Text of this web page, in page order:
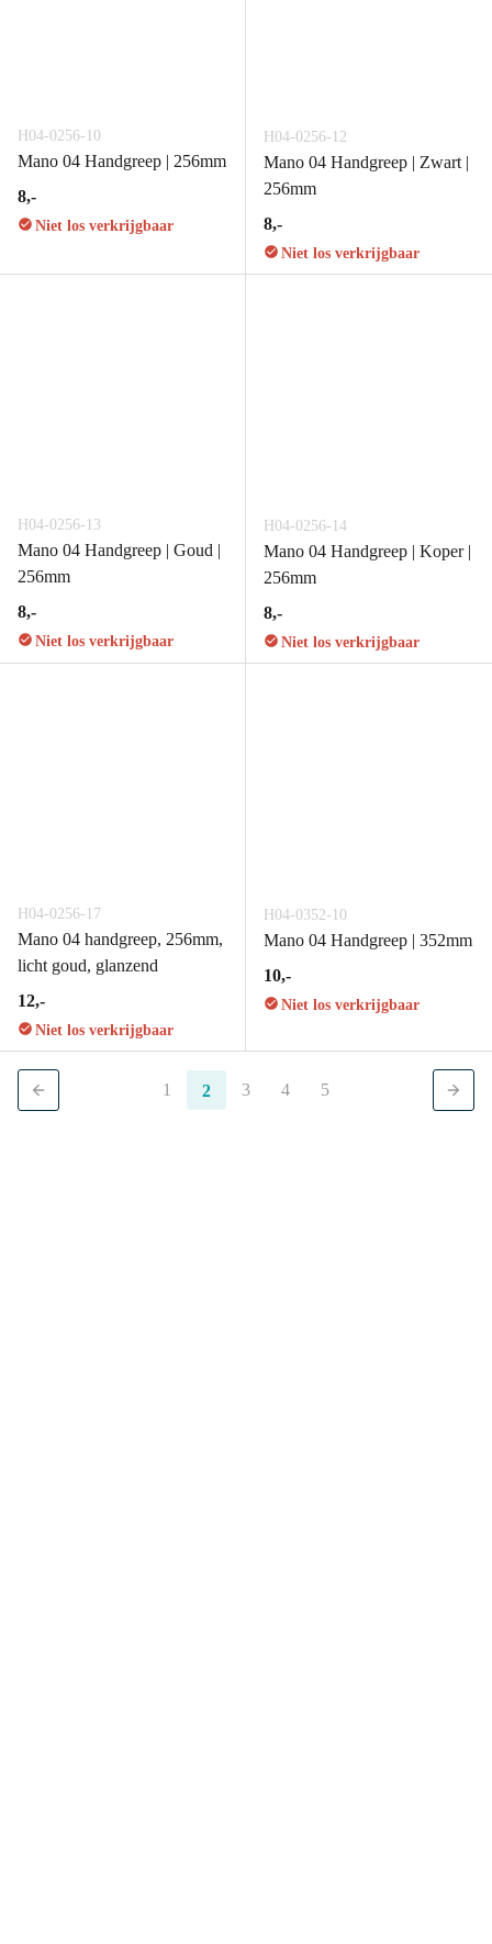
H04-0256-10
Mano 04 Handgreep | 256mm
8,-
Niet los verkrijgbaar
H04-0256-12
Mano 04 Handgreep | Zwart |
256mm
8,-
Niet los verkrijgbaar
H04-0256-13
Mano 04 Handgreep | Goud |
256mm
8,-
Niet los verkrijgbaar
H04-0256-14
Mano 04 Handgreep | Koper |
256mm
8,-
Niet los verkrijgbaar
H04-0256-17
Mano 04 handgreep, 256mm,
licht goud, glanzend
12,-
Niet los verkrijgbaar
H04-0352-10
Mano 04 Handgreep | 352mm
10,-
Niet los verkrijgbaar
1 2 3 4 5